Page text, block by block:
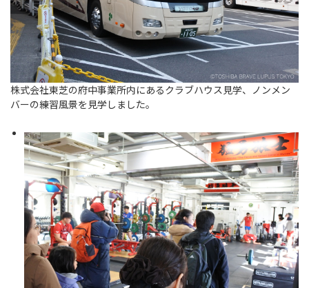
株式会社東芝の府中事業所内にあるクラブハウス見学、ノンメン
バーの練習風景を見学しました。